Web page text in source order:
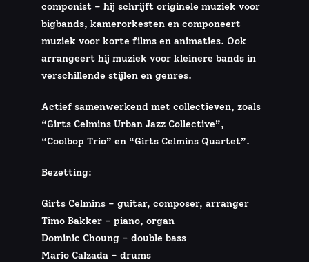
componist – hij schrijft originele muziek voor
bigbands, kamerorkesten en componeert
muziek voor korte films en animaties. Ook
arrangeert hij muziek voor kleinere bands in
verschillende stijlen en genres.
Actief samenwerkend met collectieven, zoals
“Girts Celmins Urban Jazz Collective”,
“Coolbop Trio” en “Girts Celmins Quartet”.
Bezetting:
Girts Celmins – guitar, composer, arranger
Timo Bakker – piano, organ
Dominic Choung – double bass
Mario Calzada – drums